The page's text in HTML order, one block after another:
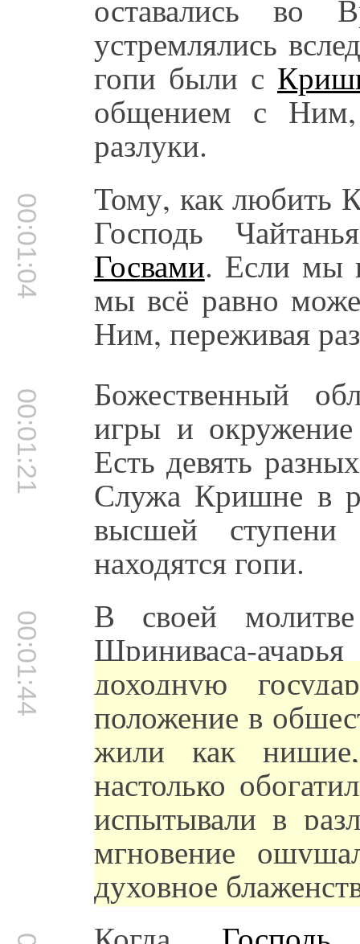
оставались во
устремлялись
гопи были с
общением с Ним,
разлуки.
00:01:04 Тому, как любить
Господь
Госвами. Если мы
мы всё равно
Ним, переживая
00:01:21 Божественный
игры и
Есть девять
Служа Кришне в
высшей ступени
находятся гопи.
00:01:44 В своей
Шриниваса-
доходную
положение в
жили как
настолько
испытывали в
мгновение
духовное